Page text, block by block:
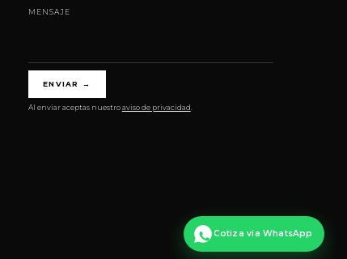
MENSAJE
ENVIAR →
Al enviar aceptas nuestroaviso de privacidad
Cotiza vía WhatsApp